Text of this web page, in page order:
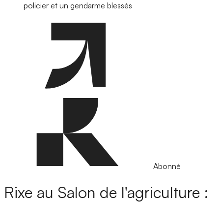
policier et un gendarme blessés
Abonné
Rixe au Salon de l'agriculture :